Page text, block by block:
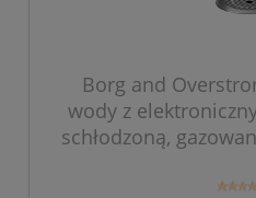
Borg and
wody z
schłodzoną,